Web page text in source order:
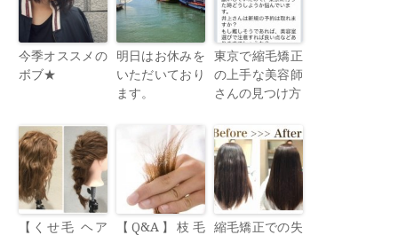
今季オススメの
ボブ★
明日はお休みを
いただいており
ます。
東京で縮毛矯正
の上手な美容師
さんの見つけ方
【くせ毛 ヘア
【Q&A】枝毛
縮毛矯正での失